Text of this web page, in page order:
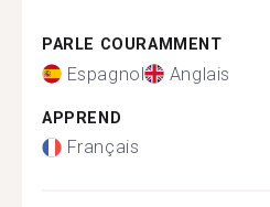
PARLE COURAMMENT
Espagnol Anglais
APPREND
Français